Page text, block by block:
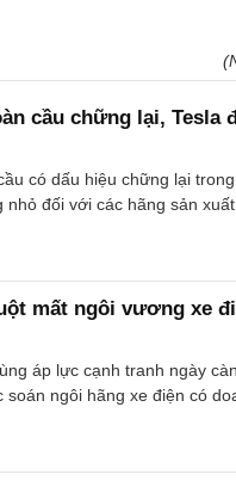
cầu chững lại, Tesla
có dấu hiệu chững lại
đối với các hãng sản
mất ngôi vương xe
áp lực cạnh tranh ngày
soán ngôi hãng xe điện có